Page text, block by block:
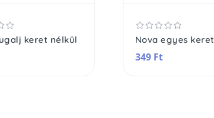
keret nélkül Nova egyes keret
349 Ft